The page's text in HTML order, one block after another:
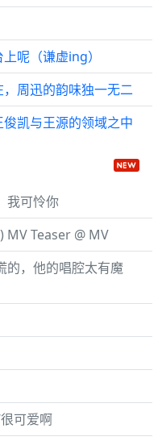
呢（谦虚ing）
周迅的韵味独一无二
凯与王源的领域之中
我可怜你
MV Teaser @ MV
的，他的唱腔太有魔
可爱啊